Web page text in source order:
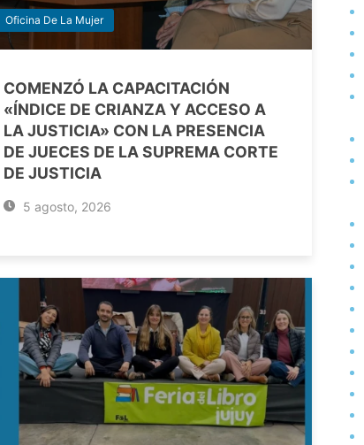
Oficina De La Mujer
COMENZÓ LA CAPACITACIÓN
«ÍNDICE DE CRIANZA Y ACCESO A
LA JUSTICIA» CON LA PRESENCIA
DE JUECES DE LA SUPREMA CORTE
DE JUSTICIA
5 agosto, 2026